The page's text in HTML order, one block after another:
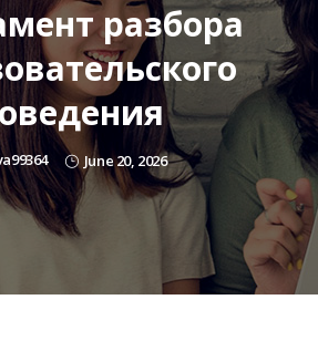
разбора
June 20, 2026